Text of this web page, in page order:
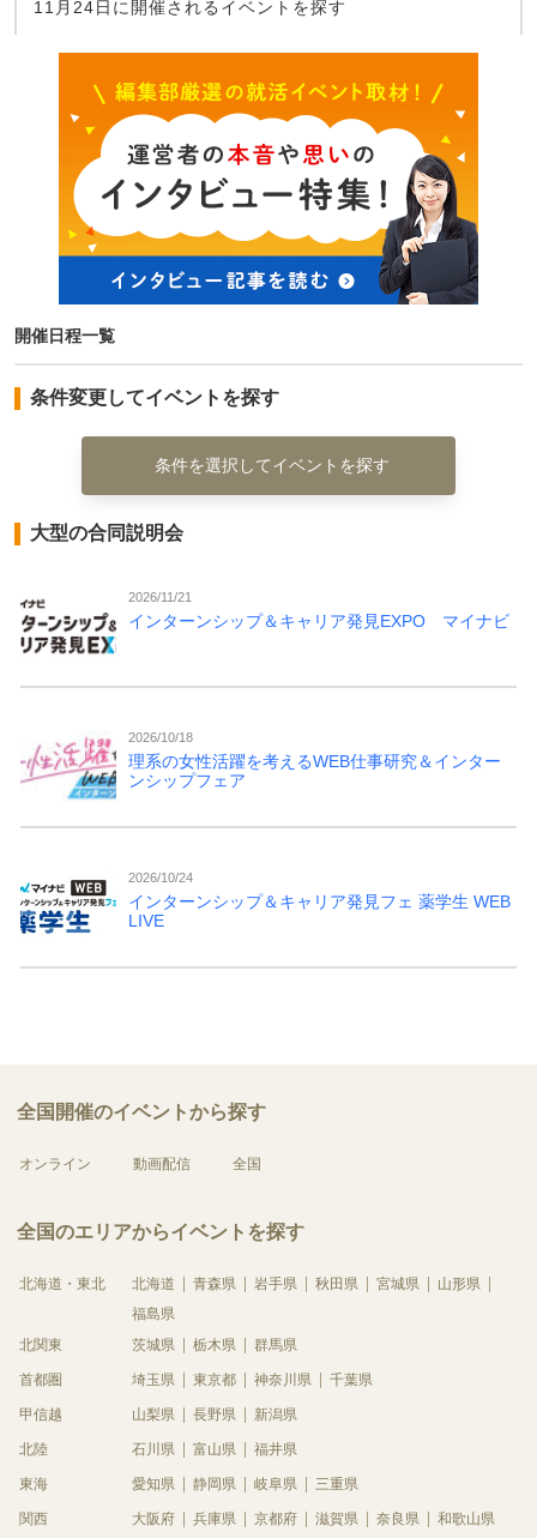
11月24日に開催されるイベントを探す
開催日程一覧
条件変更してイベントを探す
条件を選択してイベントを探す
大型の合同説明会
2026/11/21
インターンシップ＆キャリア発見EXPO マイナビ
2026/10/18
理系の女性活躍を考えるWEB仕事研究＆インター
ンシップフェア
2026/10/24
インターンシップ＆キャリア発見フェ 薬学生 WEB
LIVE
全国開催のイベントから探す
オンライン 動画配信 全国
全国のエリアからイベントを探す
北海道・東北 北海道 青森県 岩手県 秋田県 宮城県
山形県
福島県
北関東
茨城県 栃木県 群馬県
首都圏 埼玉県 東京都 神奈川県 千葉県
甲信越 山梨県 長野県 新潟県
北陸 石川県 富山県 福井県
東海 愛知県 静岡県 岐阜県 三重県
関西 大阪府 兵庫県 京都府 滋賀県 奈良県 和歌山県